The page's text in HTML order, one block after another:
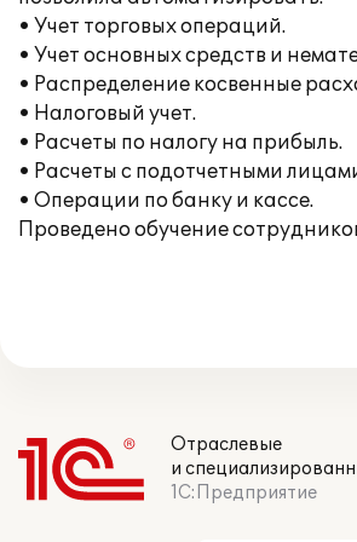
• Учет торговых операций.
• Учет основных средств и
• Распределение косвенные
• Налоговый учет.
• Расчеты по налогу на прибыль.
• Расчеты с подотчетными
• Операции по банку и кассе.
Проведено обучение
Отраслевые
и
1С:Предприятие